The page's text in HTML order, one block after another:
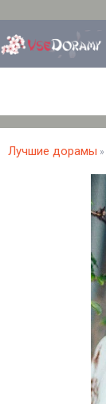
Лучшие дорамы »